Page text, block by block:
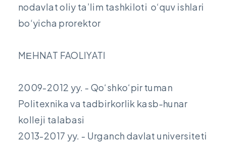
nodavlat oliy ta’lim tashkiloti o‘quv ishlari
bo‘yicha prorektor
MЕHNAT FAOLIYATI
2009-2012 yy. - Qo‘shko‘pir tuman
Politexnika va tadbirkorlik kasb-hunar
kolleji talabasi
2013-2017 yy. - Urganch davlat universiteti